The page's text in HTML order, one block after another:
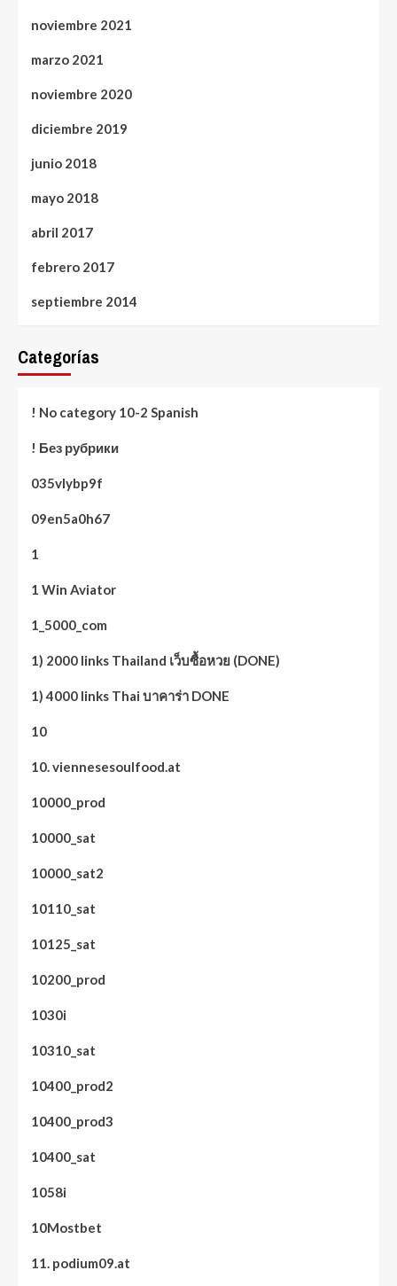
noviembre 2021
marzo 2021
noviembre 2020
diciembre 2019
junio 2018
mayo 2018
abril 2017
febrero 2017
septiembre 2014
Categorías
! No category 10-2 Spanish
! Без рубрики
035vlybp9f
09en5a0h67
1
1 Win Aviator
1_5000_com
1) 2000 links Thailand เว็บซื้อหวย (DONE)
1) 4000 links Thai บาคาร่า DONE
10
10. viennesesoulfood.at
10000_prod
10000_sat
10000_sat2
10110_sat
10125_sat
10200_prod
1030i
10310_sat
10400_prod2
10400_prod3
10400_sat
1058i
10Mostbet
11. podium09.at